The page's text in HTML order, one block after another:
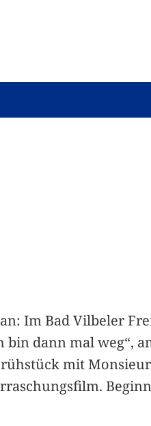
Im Bad Vilbeler
dann mal weg“,
mit